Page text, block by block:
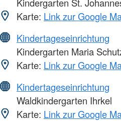
Karte: Link zur Google
Kindertageseinrichtung
Kindergarten Maria
Karte: Link zur Google
Kindertageseinrichtung
Waldkindergarten Ihrkel
Karte: Link zur Google